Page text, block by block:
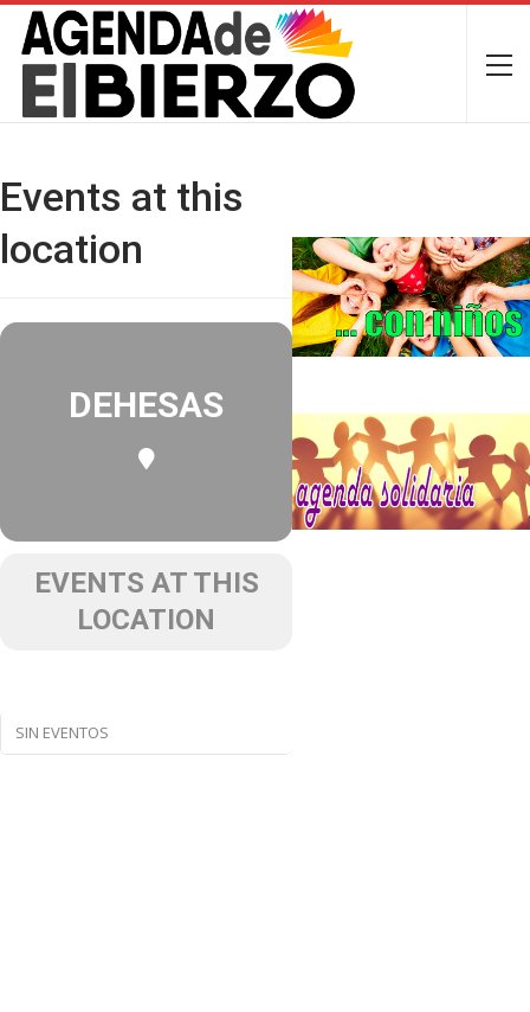
Events at this
location
DEHESAS
EVENTS AT THIS
LOCATION
SIN EVENTOS